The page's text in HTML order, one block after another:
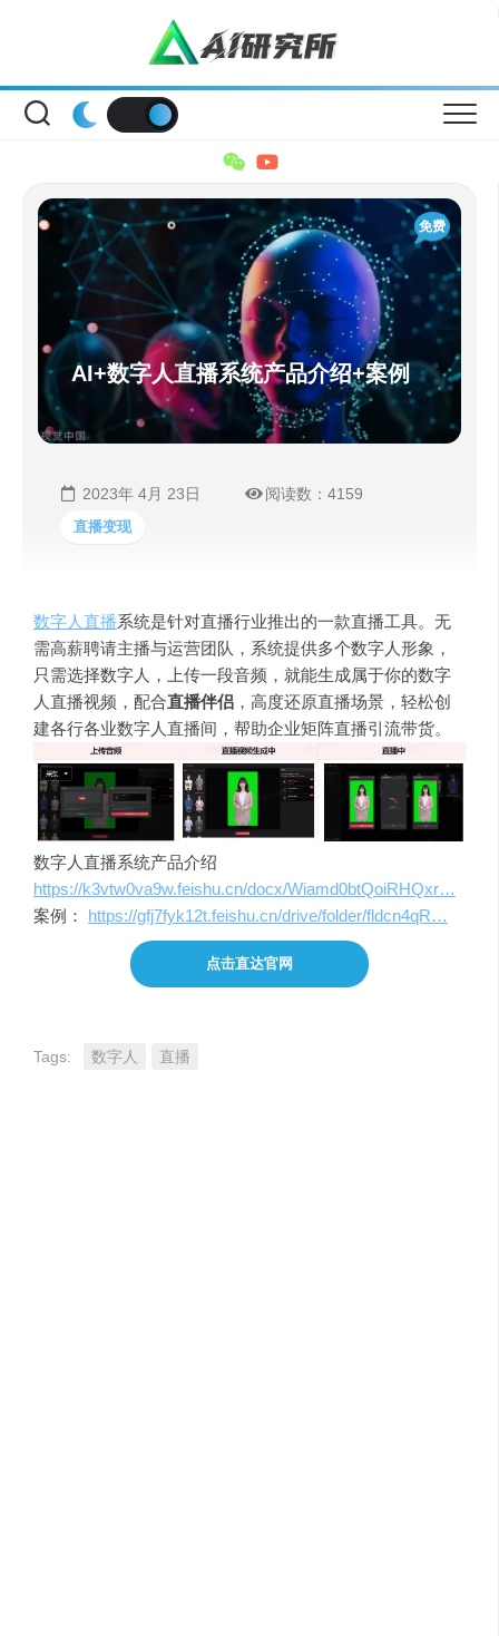
免费
AI+数字人直播系统产品介绍+案例
2023年 4月 23日 阅读数：4159
直播变现
数字人 直播系统是针对直播行业推出的一款直播工具。无
需高薪聘请主播与运营团队，系统提供多个数字人形象，
只需选择数字人，上传一段音频，就能生成属于你的数字
人直播视频，配合直播伴侣 ，高度还原直播场景，轻松创
建各行各业数字人直播间，帮助企业矩阵直播引流带货。
数字人直播系统产品介绍
https://k3vtw0va9w.feishu.cn/docx/Wiamd0btQoiRHQxr…
案例： https://gfj7fyk12t.feishu.cn/drive/folder/fldcn4qR…
点击直达官网
Tags: 数字人 直播